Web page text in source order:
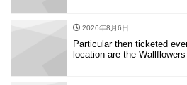
2026年8月6日
Particular then ticketed
location are the